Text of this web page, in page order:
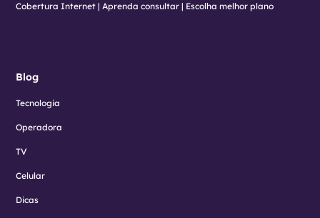
Cobertura Internet | Aprenda consultar | Escolha melhor plano
Blog
Tecnologia
Operadora
TV
Celular
Dicas